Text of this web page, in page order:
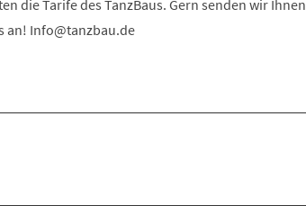
die Tarife des TanzBaus. Gern senden wir Ihnen
an! Info@tanzbau.de